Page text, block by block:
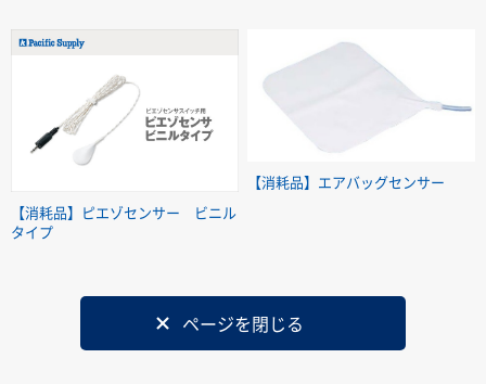
【消耗品】ピエゾセンサー ビニル
タイプ
【消耗品】エアバッグセンサー
ページを閉じる